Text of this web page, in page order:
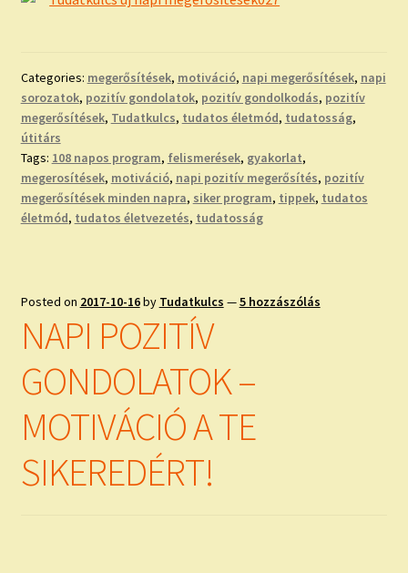
Categories: megerősítések, motiváció, napi megerősítések, napi
sorozatok, pozitív gondolatok, pozitív gondolkodás, pozitív
megerősítések, Tudatkulcs, tudatos életmód, tudatosság,
útitárs
Tags: 108 napos program, felismerések, gyakorlat,
megerosítések, motiváció, napi pozitív megerősítés, pozitív
megerősítések minden napra, siker program, tippek, tudatos
életmód, tudatos életvezetés, tudatosság
Posted on 2017-10-16by Tudatkulcs —5 hozzászólás
NAPI POZITÍV
GONDOLATOK –
MOTIVÁCIÓ A TE
SIKEREDÉRT!